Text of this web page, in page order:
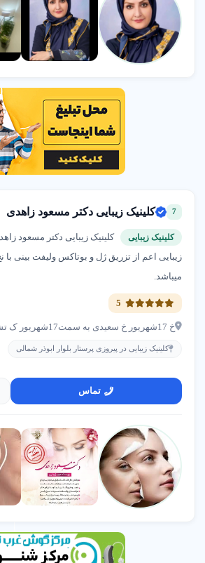
7 کلینیک زیبایی دکتر مسعود زاهدی
کلینیک زیبایی
کلینیک زیبایی دکتر مسعود
زیبایی اعم از تزریق ژل و بوتاکس ولیفت بینی با
میباشد.
خ 17شهریور خ سعیدی به سمت17شهریور ک تشکری پلاک1طبقه دوم
کلینیک زیبایی در پیروزی پرستار بلوار ابوذر شمالی
تماس